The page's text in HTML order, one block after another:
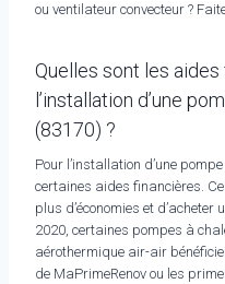
ou ventilateur convecteur ?
Quelles sont les
l’installation d’une
(83170) ?
Pour l’installation d’une
certaines aides financières.
plus d’économies et d’acheter
2020, certaines pompes à
aérothermique air-air
de MaPrimeRenov ou les